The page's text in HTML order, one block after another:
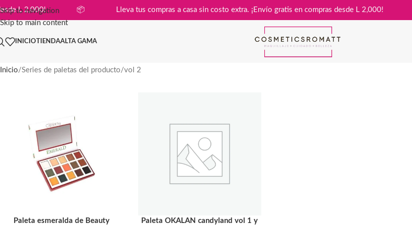
Skip to navigation
Skip to main content
desde L 2,000! Lleva tus compras a casa sin costo extra. ¡Envío gratis en compras desde L 2,000!
INICIOTIENDAALTA GAMA
Inicio Series de paletas del producto vol 2
Paleta esmeralda de Beauty
Paleta OKALAN candyland vol 1 y